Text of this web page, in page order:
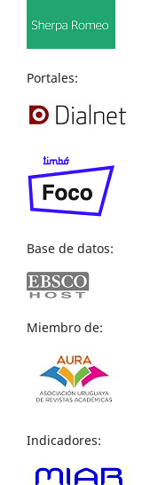
Portales:
Base de datos:
Miembro de:
Indicadores: